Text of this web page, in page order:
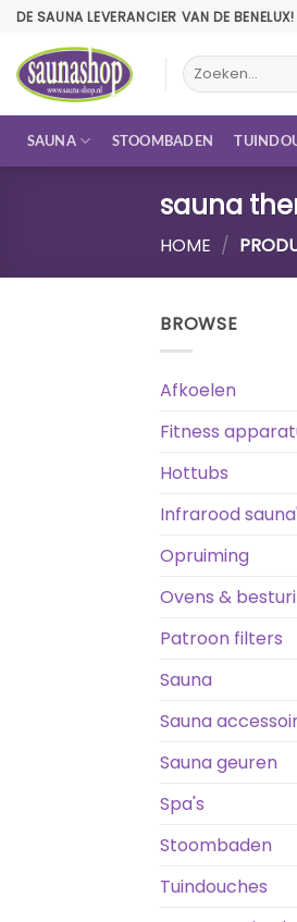
Ga
inhoud
DE SAUNA LEVERANCIER VAN DE BENELUX!
Zoeken
naar:
SAUNA STOOMBADEN
sauna
HOME /
BROWSE
Afkoelen
Fitness
Hottubs
Infrarood
Opruiming
Ovens &
Patroon filters
Sauna
Sauna
Sauna geuren
Spa's
Stoombaden
Tuindouches